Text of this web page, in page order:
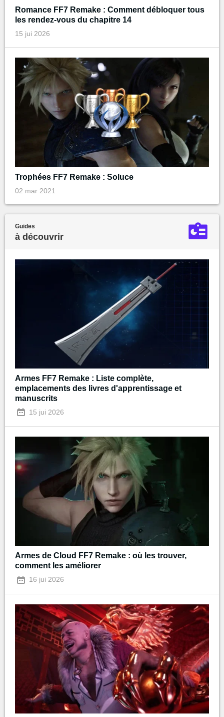
Romance FF7 Remake : Comment débloquer tous
les rendez-vous du chapitre 14
15 jui 2026
Trophées FF7 Remake : Soluce
02 mar 2021
Guides
à découvrir
Armes FF7 Remake : Liste complète,
emplacements des livres d'apprentissage et
manuscrits
15 jui 2026
Armes de Cloud FF7 Remake : où les trouver,
comment les améliorer
16 jui 2026